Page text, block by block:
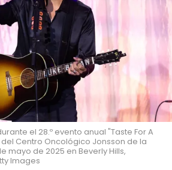
el 28.º evento anual "Taste For A
Centro Oncológico Jonsson de la
mayo de 2025 en Beverly Hills,
Images